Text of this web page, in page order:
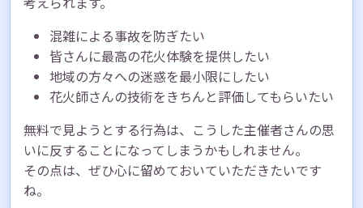
混雑による事故を防ぎたい
皆さんに最高の花火体験を提供したい
地域の方々への迷惑を最小限にしたい
花火師さんの技術をきちんと評価してもらいたい
無料で見ようとする行為は、こうした主催者さんの思
いに反することになってしまうかもしれません。
その点は、ぜひ心に留めておいていただきたいです
ね。